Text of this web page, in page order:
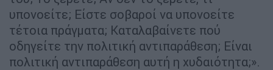
υπονοείτε; Είστε σοβαροί να υπονοείτε
τέτοια πράγματα; Καταλαβαίνετε πού
οδηγείτε την πολιτική αντιπαράθεση; Είναι
πολιτική αντιπαράθεση αυτή η χυδαιότητα;».